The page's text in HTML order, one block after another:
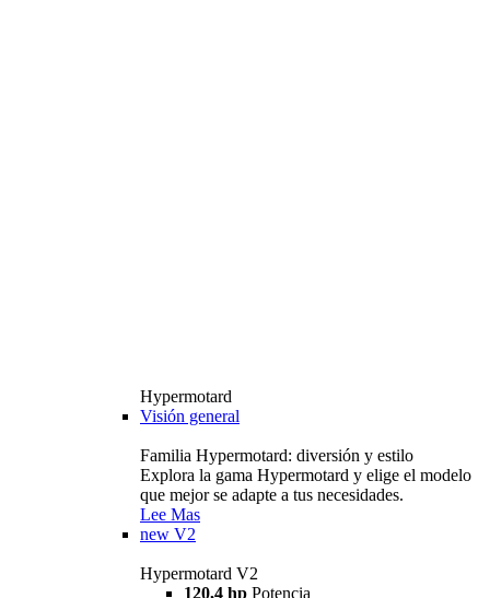
Hypermotard
Visión general
Familia Hypermotard: diversión y estilo
Explora la gama Hypermotard y elige el modelo
que mejor se adapte a tus necesidades.
Lee Mas
new V2
Hypermotard V2
120,4 hp Potencia